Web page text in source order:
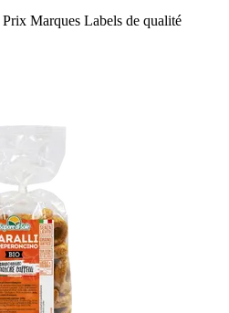
Prix Marques Labels de qualité